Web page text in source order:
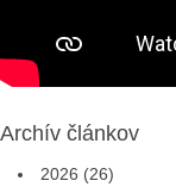
Archív článkov
2026 (26)